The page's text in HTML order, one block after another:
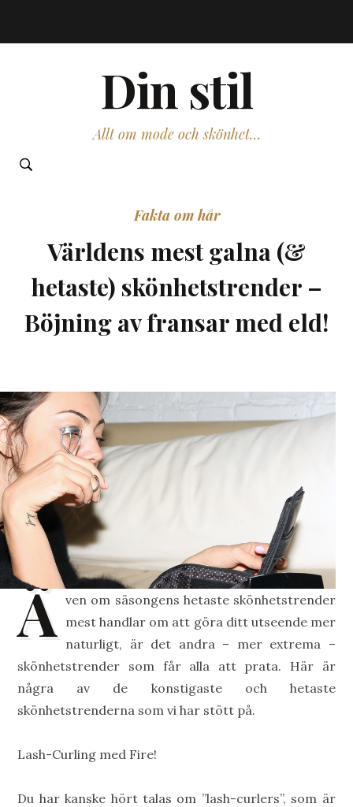
Din stil
Allt om mode och skönhet…
Fakta om hår
Världens mest galna (&
hetaste) skönhetstrender –
Böjning av fransar med eld!
Ä ven om säsongens hetaste skönhetstrender
mest handlar om att göra ditt utseende mer
naturligt, är det andra – mer extrema –
skönhetstrender som får alla att prata. Här är
några av de konstigaste och hetaste
skönhetstrenderna som vi har stött på.
Lash-Curling med Fire!
Du har kanske hört talas om ”lash-curlers”, som är